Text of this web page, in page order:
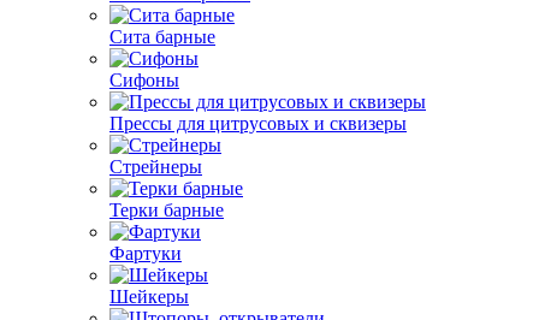
Сита барные
Сифоны
Прессы для цитрусовых и сквизеры
Стрейнеры
Терки барные
Фартуки
Шейкеры